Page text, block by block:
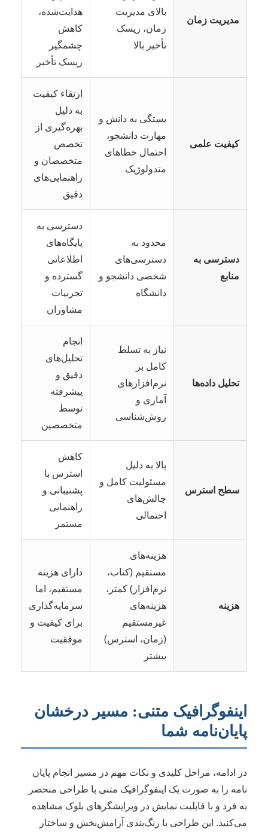
مدیریت زمان
بالای مدیریت
زمان، ریسک
تأخیر بالا
هدایت‌شده،
کاهش
چشمگیر
ریسک تأخیر
کیفیت علمی
بستگی به دانش و
مهارت دانشجو،
احتمال خطاهای
متدولوژیک
ارتقاء کیفیت
به دلیل
بهره‌گیری از
تخصص
متخصصان و
راهنمایی‌های
دقیق
دسترسی به
منابع
محدود به
دسترسی‌های
شخصی دانشجو و
دانشگاه
دسترسی به
پایگاه‌های
اطلاعاتی
گسترده و
تجربیات
مشاوران
تحلیل داده‌ها
نیاز به تسلط
کامل بر
نرم‌افزارهای
آماری و
روش‌شناسی
انجام
تحلیل‌های
دقیق و
پیشرفته
توسط
متخصصین
سطح استرس
بالا به دلیل
مسئولیت کامل و
چالش‌های
احتمالی
کاهش
استرس با
پشتیبانی و
راهنمایی
مستمر
هزینه
هزینه‌های
مستقیم (کتاب،
نرم‌افزار) کمتر،
هزینه‌های
غیرمستقیم
(زمان، استرس)
بیشتر
دارای هزینه
مستقیم، اما
سرمایه‌گذاری
برای کیفیت و
موفقیت
اینفوگرافیک متنی: مسیر درخشان
پایان‌نامه شما
در ادامه، مراحل کلیدی و نکات مهم در مسیر انجام پایان
نامه را به صورت یک اینفوگرافیک متنی با طراحی منحصر
به فرد و با قابلیت نمایش در ویرایشگرهای بلوک مشاهده
می‌کنید. این طراحی با رنگ‌بندی آرامش‌بخش و ساختار